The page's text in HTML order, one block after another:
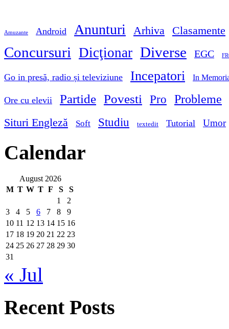
Amuzante Android Anunturi Arhiva Clasamente
Concursuri Dicţionar Diverse EGC
Go in presă, radio și televiziune Incepatori In
Ore cu elevii Partide Povesti Pro Probleme
Situri Engleză Soft Studiu textedit Tutorial Umor
Calendar
August 2026
M T W T F S
S
1
2
3
4 5 6 7 8
9
10 11 12 13 14 15 16
17 18 19 20 21 22 23
24 25 26 27 28 29 30
31
« Jul
Recent Posts